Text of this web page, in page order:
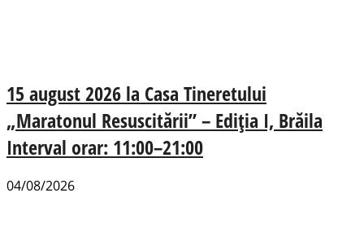
15 august 2026 la Casa Tineretului
„Maratonul Resuscitării” – Ediția I, Brăila
Interval orar: 11:00–21:00
04/08/2026